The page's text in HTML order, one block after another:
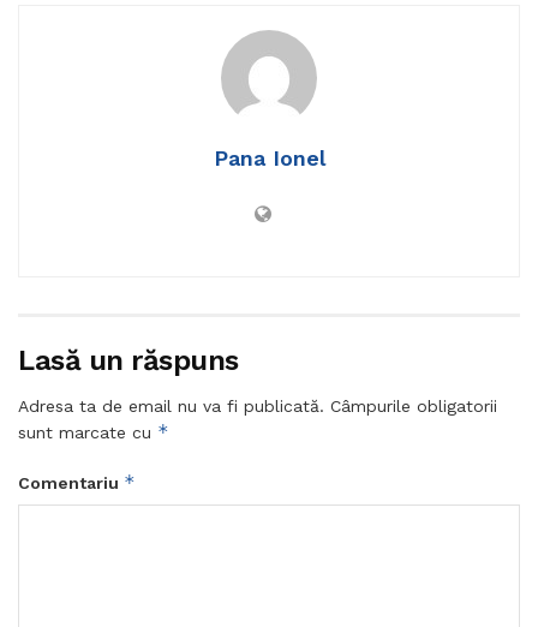
Pana Ionel
Lasă un răspuns
Adresa ta de email nu va fi publicată. Câmpurile obligatorii
sunt marcate cu *
Comentariu *